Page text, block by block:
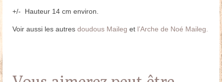
+/- Hauteur 14 cm environ.
Voir aussi les autres doudous Maileg et l’Arche de Noé Maileg.